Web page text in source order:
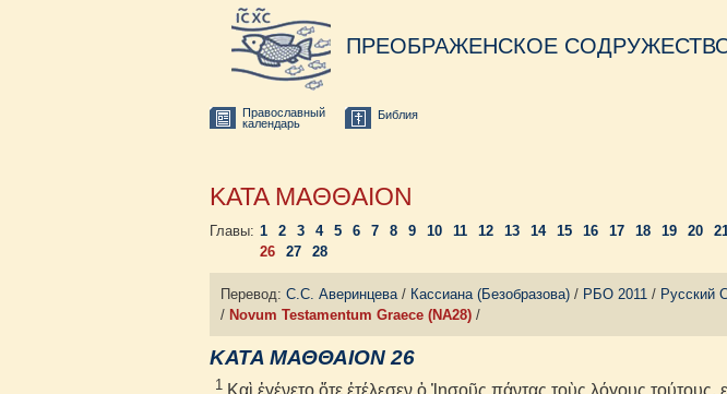
ПРЕОБРАЖЕНСКОЕ
Православный
календарь
Библия
ΚΑΤΑ ΜΑΘΘΑΙΟΝ
Главы: 1 2 3 4 5 6 7 8 9 10 11 12 13 14 15 16 17 18 19 20
26
27 28
Перевод: С.С. Аверинцева / Кассиана (Безобразова) / РБО 2011 / Русский
/ Novum Testamentum Graece (NA28) /
ΚΑΤΑ ΜΑΘΘΑΙΟΝ 26
1 Καὶ ἐγένετο ὅτε ἐτέλεσεν ὁ Ἰησοῦς πάντας τοὺς λόγους τούτους,